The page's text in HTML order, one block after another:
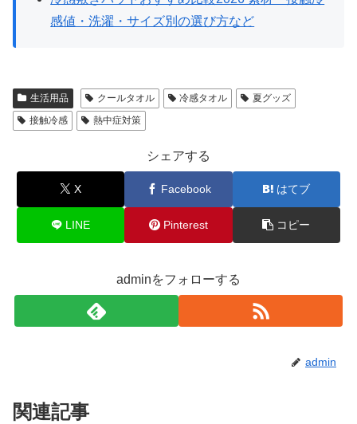
感値・洗濯・サイズ別の選び方など
生活用品 クールタオル 冷感タオル
夏グッズ
接触冷感
熱中症対策
シェアする
X Facebook はてブ
LINE Pinterest コピー
adminをフォローする
admin
関連記事